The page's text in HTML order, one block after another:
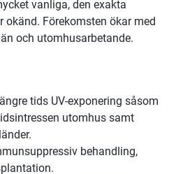
vanliga, den exakta
okänd. Förekomsten ökar med
och utomhusarbetande.
tids UV-exponering såsom
utomhus samt
behandling,